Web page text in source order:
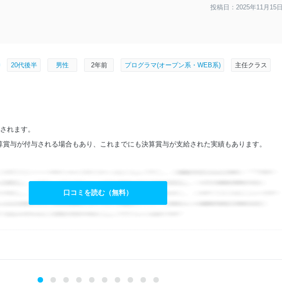
投稿日：2025年11月15日
20代後半 男性 2年前 プログラマ(オープン系・WEB系) 主任クラス
れます。
与が付与される場合もあり、これまでにも決算賞与が支給された実績もあります。
口コミを読む（無料）